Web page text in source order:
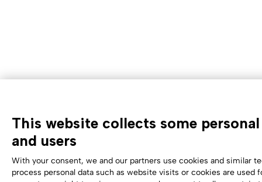
This website collects some
and users
With your consent, we and our partners use cookies and similar
process personal data such as website visits or cookies are used